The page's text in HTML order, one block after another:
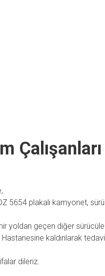
5654 plakalı kamyonet,
geçen diğer sürücüler
kaldırılarak tedavi
dileriz.